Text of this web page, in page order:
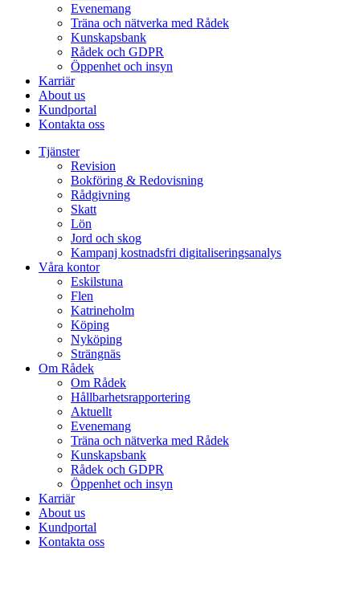
Evenemang
Träna och nätverka med Rådek
Kunskapsbank
Rådek och GDPR
Öppenhet och insyn
Karriär
About us
Kundportal
Kontakta oss
Tjänster
Revision
Bokföring & Redovisning
Rådgivning
Skatt
Lön
Jord och skog
Kampanj kostnadsfri digitaliseringsanalys
Våra kontor
Eskilstuna
Flen
Katrineholm
Köping
Nyköping
Strängnäs
Om Rådek
Om Rådek
Hållbarhetsrapportering
Aktuellt
Evenemang
Träna och nätverka med Rådek
Kunskapsbank
Rådek och GDPR
Öppenhet och insyn
Karriär
About us
Kundportal
Kontakta oss